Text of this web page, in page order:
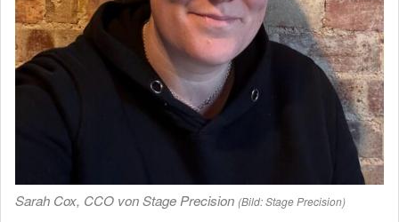
Sarah Cox, CCO von Stage Precision (Bild: Stage Precision)